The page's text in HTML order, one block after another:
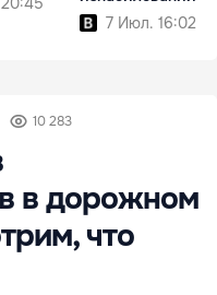
7 Июл. 16:02
10 283
в дорожном
что